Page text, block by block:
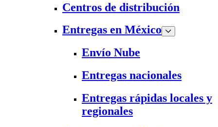
Centros de distribución
Entregas en México
Envío Nube
Entregas nacionales
Entregas rápidas locales y
regionales